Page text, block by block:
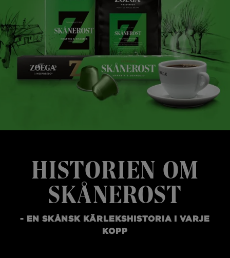
HISTORIEN OM
SKÅNEROST
- EN SKÅNSK KÄRLEKSHISTORIA I VARJE
KOPP